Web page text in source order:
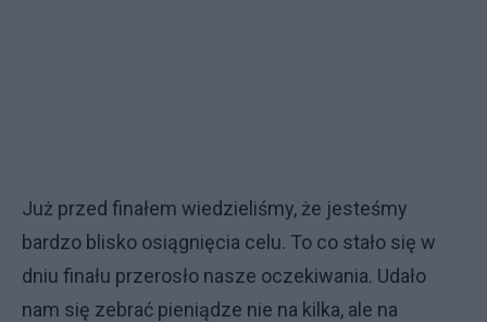
Już przed finałem wiedzieliśmy, że jesteśmy
bardzo blisko osiągnięcia celu. To co stało się w
dniu finału przerosło nasze oczekiwania. Udało
nam się zebrać pieniądze nie na kilka, ale na